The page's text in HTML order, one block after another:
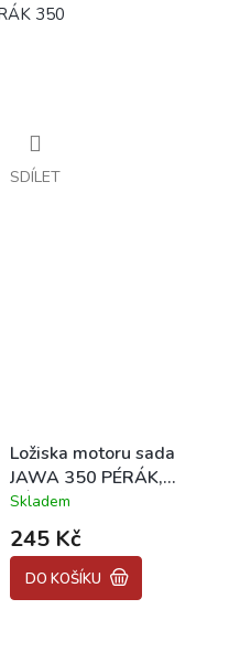
350
SDÍLET
Ložiska motoru sada
JAWA 350 PÉRÁK,
KÝVAČKA, PANELKA
Průměrné
hodnocení
produktu
je
5,0
Skladem
245 Kč
DO KOŠÍKU